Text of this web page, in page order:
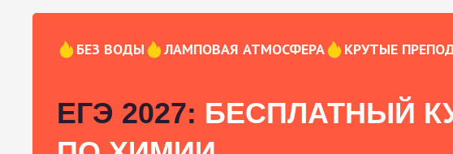
БЕЗ ВОДЫ ЛАМПОВАЯ АТМОСФЕРА КРУТЫЕ
ЕГЭ 2027: БЕСПЛАТНЫЙ